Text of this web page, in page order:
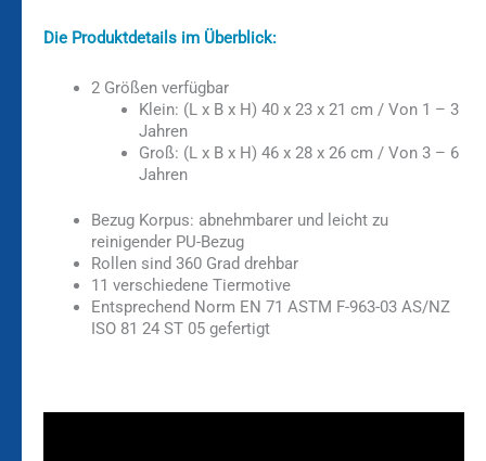
Die Produktdetails im Überblick:
2 Größen verfügbar
Klein: (L x B x H) 40 x 23 x 21 cm / Von 1 – 3
Jahren
Groß: (L x B x H) 46 x 28 x 26 cm / Von 3 – 6
Jahren
Bezug Korpus: abnehmbarer und leicht zu
reinigender PU-Bezug
Rollen sind 360 Grad drehbar
11 verschiedene Tiermotive
Entsprechend Norm EN 71 ASTM F-963-03 AS/NZ
ISO 81 24 ST 05 gefertigt